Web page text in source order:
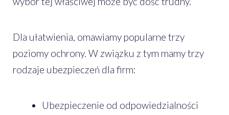
Dla ułatwienia, omawiamy popularne trzy
poziomy ochrony. W związku z tym mamy trzy
rodzaje ubezpieczeń dla firm:
Ubezpieczenie od odpowiedzialności